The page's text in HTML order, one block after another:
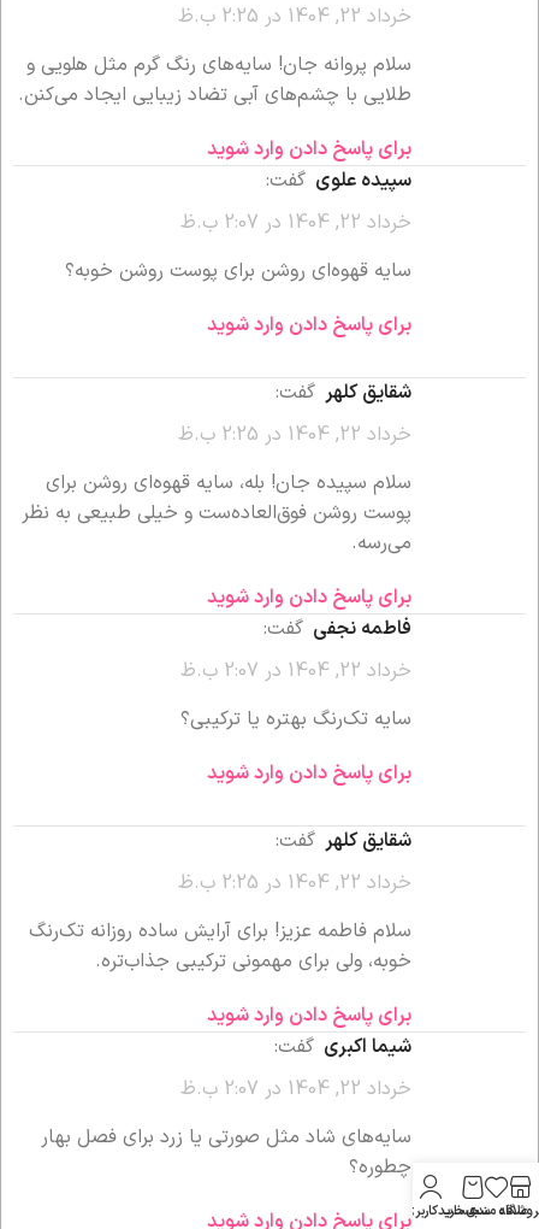
خرداد 22, 1404 در 2:25 ب.ظ
سلام پروانه جان! سایه‌های رنگ گرم مثل هلویی و
طلایی با چشم‌های آبی تضاد زیبایی ایجاد می‌کنن.
برای پاسخ دادن وارد شوید
سپیده علوی گفت:
خرداد 22, 1404 در 2:07 ب.ظ
سایه قهوه‌ای روشن برای پوست روشن خوبه؟
برای پاسخ دادن وارد شوید
شقایق کلهر گفت:
خرداد 22, 1404 در 2:25 ب.ظ
سلام سپیده جان! بله، سایه قهوه‌ای روشن برای
پوست روشن فوق‌العاده‌ست و خیلی طبیعی به نظر
می‌رسه.
برای پاسخ دادن وارد شوید
فاطمه نجفی گفت:
خرداد 22, 1404 در 2:07 ب.ظ
سایه تک‌رنگ بهتره یا ترکیبی؟
برای پاسخ دادن وارد شوید
شقایق کلهر گفت:
خرداد 22, 1404 در 2:25 ب.ظ
سلام فاطمه عزیز! برای آرایش ساده روزانه تک‌رنگ
خوبه، ولی برای مهمونی ترکیبی جذاب‌تره.
برای پاسخ دادن وارد شوید
شیما اکبری گفت:
خرداد 22, 1404 در 2:07 ب.ظ
سایه‌های شاد مثل صورتی یا زرد برای فصل بهار
چطوره؟
برای پاسخ دادن وارد شوید
علاقه مندیسبد خرید
حساب کاربری من